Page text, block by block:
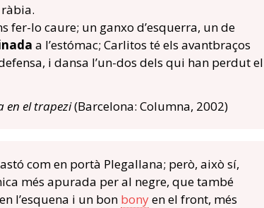
fer-lo caure; un ganxo d’esquerra, un de
a l’estómac; Carlitos té els avantbraços
i dansa l’un-dos dels qui han perdut el
en el trapezi(Barcelona: Columna, 2002)
com en portà Plegallana; però, això sí,
més apurada per al negre, que també
en l’esquena i un bon bonyen el front, més